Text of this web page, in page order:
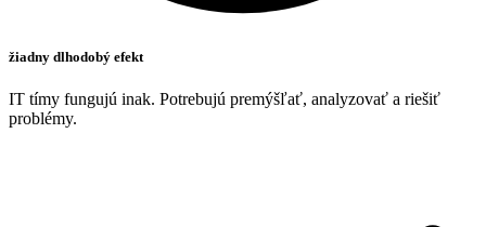
žiadny dlhodobý efekt
IT tímy fungujú inak. Potrebujú premýšľať, analyzovať a riešiť
problémy.